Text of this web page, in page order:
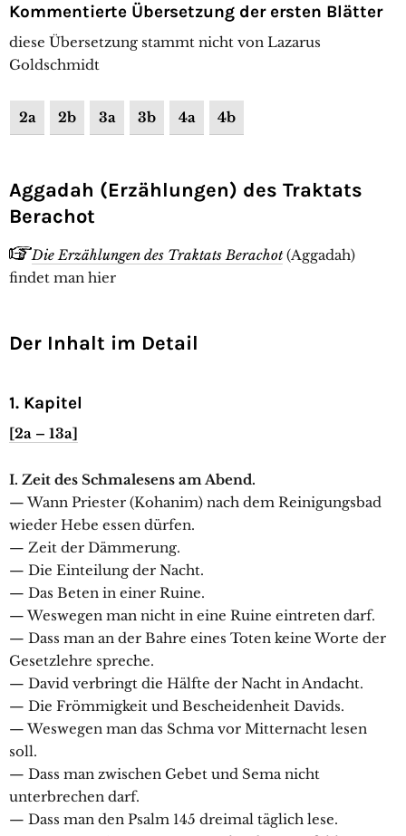
Kommentierte Übersetzung der ersten Blätter
diese Übersetzung stammt nicht von Lazarus
Goldschmidt
2a 2b 3a 3b 4a 4b
Aggadah (Erzählungen) des Traktats
Berachot
Die Erzählungen des Traktats Berachot(Aggadah)
findet man hier
Der Inhalt im Detail
1. Kapitel
[2a – 13a]
I. Zeit des Schmalesens am Abend.
— Wann Priester (Kohanim) nach dem Reinigungsbad
wieder Hebe essen dürfen.
— Zeit der Dämmerung.
— Die Einteilung der Nacht.
— Das Beten in einer Ruine.
— Weswegen man nicht in eine Ruine eintreten darf.
— Dass man an der Bahre eines Toten keine Worte der
Gesetzlehre spreche.
— David verbringt die Hälfte der Nacht in Andacht.
— Die Frömmigkeit und Bescheidenheit Davids.
— Weswegen man das Schma vor Mitternacht lesen
soll.
— Dass man zwischen Gebet und Sema nicht
unterbrechen darf.
— Dass man den Psalm 145 dreimal täglich lese.